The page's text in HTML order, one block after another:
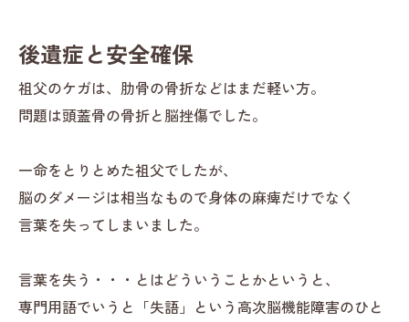
後遺症と安全確保
祖父のケガは、肋骨の骨折などはまだ軽い方。
問題は頭蓋骨の骨折と脳挫傷でした。
一命をとりとめた祖父でしたが、
脳のダメージは相当なもので身体の麻痺だけでなく
言葉を失ってしまいました。
言葉を失う・・・とはどういうことかというと、
専門用語でいうと「失語」という高次脳機能障害のひと